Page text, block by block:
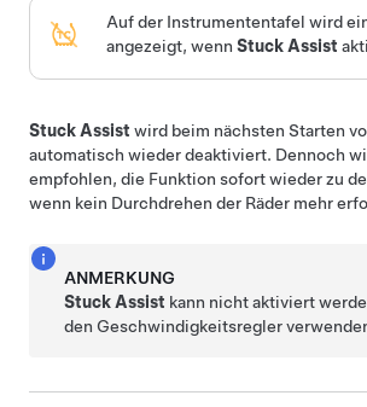
Auf der Instrumententafel wird
angezeigt, wenn Stuck Assist
Stuck Assist wird beim nächsten Starten
automatisch wieder deaktiviert. Dennoch
empfohlen, die Funktion sofort wieder zu
wenn kein Durchdrehen der Räder mehr
ANMERKUNG
Stuck Assist kann nicht aktiviert
den Geschwindigkeitsregler